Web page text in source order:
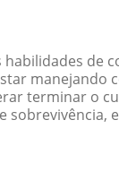
de
manejando
terminar o